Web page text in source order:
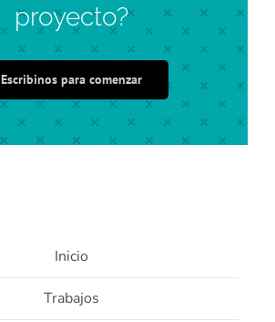
proyecto?
Escribinos para comenzar
Inicio
Trabajos